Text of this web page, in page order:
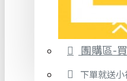
團購區-
下單就送小